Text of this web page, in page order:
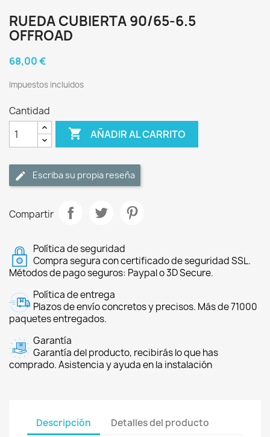
RUEDA CUBIERTA 90/65-6.5
OFFROAD
68,00 €
Impuestos incluidos
Cantidad
 AÑADIR AL CARRITO
Escriba su propia reseña
Compartir
Política de seguridad
Compra segura con certificado de seguridad SSL.
Métodos de pago seguros: Paypal o 3D Secure.
Política de entrega
Plazos de envío concretos y precisos. Más de 71000
paquetes entregados.
Garantía
Garantía del producto, recibirás lo que has
comprado. Asistencia y ayuda en la instalación
Descripción Detalles del producto